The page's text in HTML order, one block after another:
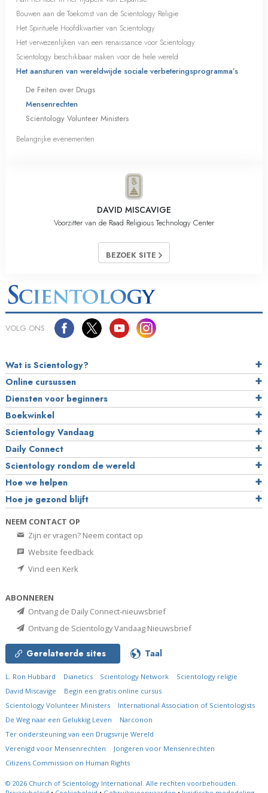
Bouwen aan de Toekomst van de Scientology Religie
Het Spirituele Hoofdkwartier van Scientology
Het verwezenlijken van een renaissance voor Scientology
Scientology beschikbaar maken voor de hele wereld
Het aansturen van wereldwijde sociale verbeteringsprogramma’s
De Feiten over Drugs
Mensenrechten
Scientology Volunteer Ministers
Belangrijke evenementen
DAVID MISCAVIGE
Voorzitter van de Raad Religious Technology Center
BEZOEK SITE
VOLG ONS
Wat is Scientology?
Online cursussen
Diensten voor beginners
Boekwinkel
Scientology Vandaag
Daily Connect
Scientology rondom de wereld
Hoe we helpen
Hoe je gezond blijft
NEEM CONTACT OP
Zijn er vragen? Neem contact op
Website feedback
Vind een Kerk
ABONNEREN
Ontvang de Daily Connect-nieuwsbrief
Ontvang de Scientology Vandaag Nieuwsbrief
Gerelateerde sites Taal
L. Ron Hubbard Dianetics Scientology Network
Scientology religie
David Miscavige
Begin een gratis online cursus
Scientology Volunteer Ministers
International Association of Scientologists
De Weg naar een Gelukkig Leven
Narconon
Ter ondersteuning van een Drugsvrije Wereld
Verenigd voor Mensenrechten
Jongeren voor Mensenrechten
Citizens Commission on Human Rights
© 2026 Church of Scientology International. Alle rechten voorbehouden.